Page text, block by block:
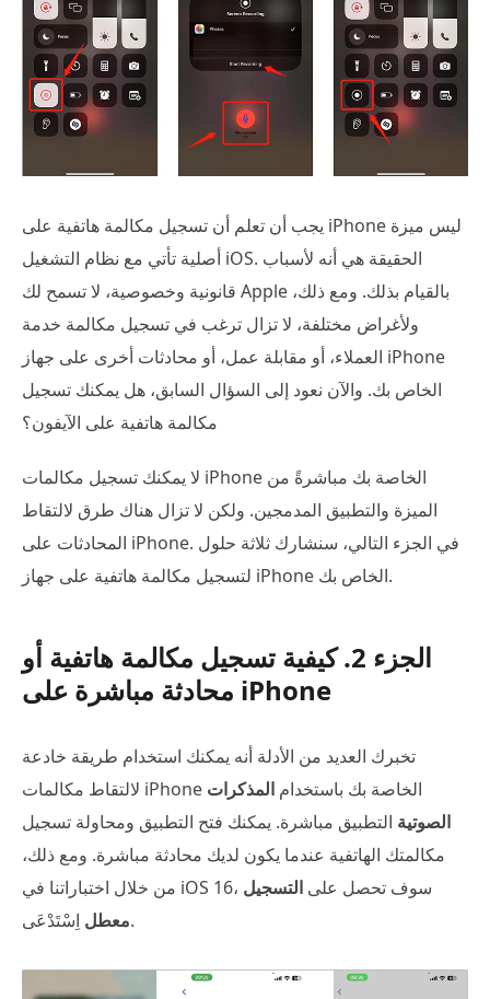
يجب أن تعلم أن تسجيل مكالمة هاتفية على iPhone ليس ميزة
أصلية تأتي مع نظام التشغيل iOS. الحقيقة هي أنه لأسباب
قانونية وخصوصية، لا تسمح لك Apple بالقيام بذلك. ومع ذلك،
ولأغراض مختلفة، لا تزال ترغب في تسجيل مكالمة خدمة
العملاء، أو مقابلة عمل، أو محادثات أخرى على جهاز iPhone
الخاص بك. والآن نعود إلى السؤال السابق، هل يمكنك تسجيل
مكالمة هاتفية على الآيفون؟
لا يمكنك تسجيل مكالمات iPhone الخاصة بك مباشرةً من
الميزة والتطبيق المدمجين. ولكن لا تزال هناك طرق لالتقاط
المحادثات على iPhone. في الجزء التالي، سنشارك ثلاثة حلول
لتسجيل مكالمة هاتفية على جهاز iPhone الخاص بك.
الجزء 2. كيفية تسجيل مكالمة هاتفية أو
محادثة مباشرة على iPhone
تخبرك العديد من الأدلة أنه يمكنك استخدام طريقة خادعة
لالتقاط مكالمات iPhone الخاصة بك باستخدام المذكرات
الصوتية التطبيق مباشرة. يمكنك فتح التطبيق ومحاولة تسجيل
مكالمتك الهاتفية عندما يكون لديك محادثة مباشرة. ومع ذلك،
من خلال اختباراتنا في iOS 16، سوف تحصل على التسجيل
معطلاِسْتَدْعَى.